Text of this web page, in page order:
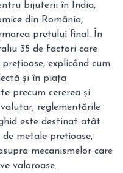
bijuterii în India,
din România,
prețului final. În
35 de factori care
explicând cum
și în piața
precum cererea și
reglementările
este destinat atât
metale prețioase,
mecanismelor care
valoroase.